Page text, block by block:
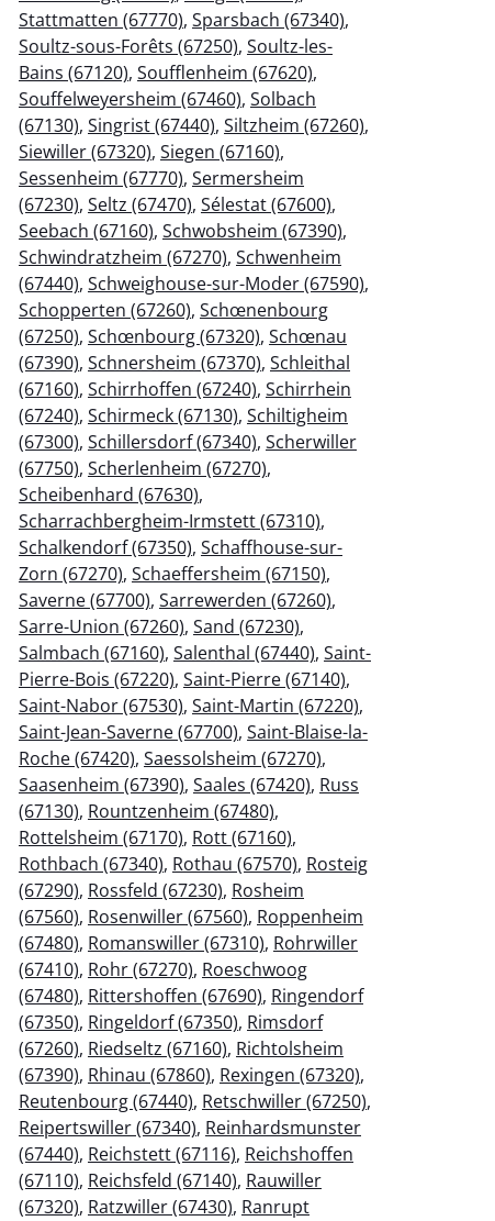
Stattmatten (67770), Sparsbach (67340),
Soultz-sous-Forêts (67250), Soultz-les-
Bains (67120), Soufflenheim (67620),
Souffelweyersheim (67460), Solbach
(67130), Singrist (67440), Siltzheim (67260),
Siewiller (67320), Siegen (67160),
Sessenheim (67770), Sermersheim
(67230), Seltz (67470), Sélestat (67600),
Seebach (67160), Schwobsheim (67390),
Schwindratzheim (67270), Schwenheim
(67440), Schweighouse-sur-Moder (67590),
Schopperten (67260), Schœnenbourg
(67250), Schœnbourg (67320), Schœnau
(67390), Schnersheim (67370), Schleithal
(67160), Schirrhoffen (67240), Schirrhein
(67240), Schirmeck (67130), Schiltigheim
(67300), Schillersdorf (67340), Scherwiller
(67750), Scherlenheim (67270),
Scheibenhard (67630),
Scharrachbergheim-Irmstett (67310),
Schalkendorf (67350), Schaffhouse-sur-
Zorn (67270), Schaeffersheim (67150),
Saverne (67700), Sarrewerden (67260),
Sarre-Union (67260), Sand (67230),
Salmbach (67160), Salenthal (67440), Saint-
Pierre-Bois (67220), Saint-Pierre (67140),
Saint-Nabor (67530), Saint-Martin (67220),
Saint-Jean-Saverne (67700), Saint-Blaise-la-
Roche (67420), Saessolsheim (67270),
Saasenheim (67390), Saales (67420), Russ
(67130), Rountzenheim (67480),
Rottelsheim (67170), Rott (67160),
Rothbach (67340), Rothau (67570), Rosteig
(67290), Rossfeld (67230), Rosheim
(67560), Rosenwiller (67560), Roppenheim
(67480), Romanswiller (67310), Rohrwiller
(67410), Rohr (67270), Roeschwoog
(67480), Rittershoffen (67690), Ringendorf
(67350), Ringeldorf (67350), Rimsdorf
(67260), Riedseltz (67160), Richtolsheim
(67390), Rhinau (67860), Rexingen (67320),
Reutenbourg (67440), Retschwiller (67250),
Reipertswiller (67340), Reinhardsmunster
(67440), Reichstett (67116), Reichshoffen
(67110), Reichsfeld (67140), Rauwiller
(67320), Ratzwiller (67430), Ranrupt